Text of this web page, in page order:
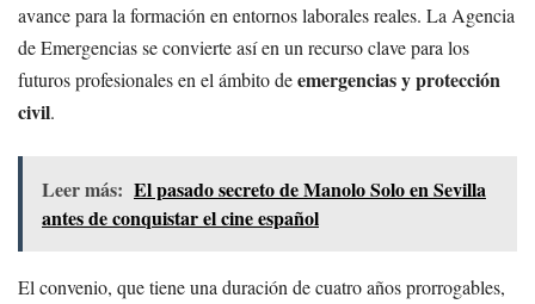
avance para la formación en entornos laborales reales. La Agencia
de Emergencias se convierte así en un recurso clave para los
futuros profesionales en el ámbito deemergencias y protección
civil.
Leer más: El pasado secreto de Manolo Solo en Sevilla
antes de conquistar el cine español
El convenio, que tiene una duración de cuatro años prorrogables,